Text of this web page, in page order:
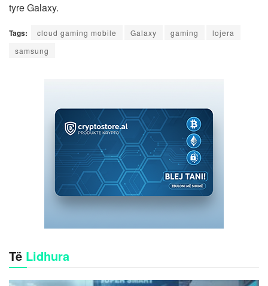
tyre Galaxy.
Tags: cloud gaming mobile Galaxy gaming
lojera
samsung
Të Lidhura